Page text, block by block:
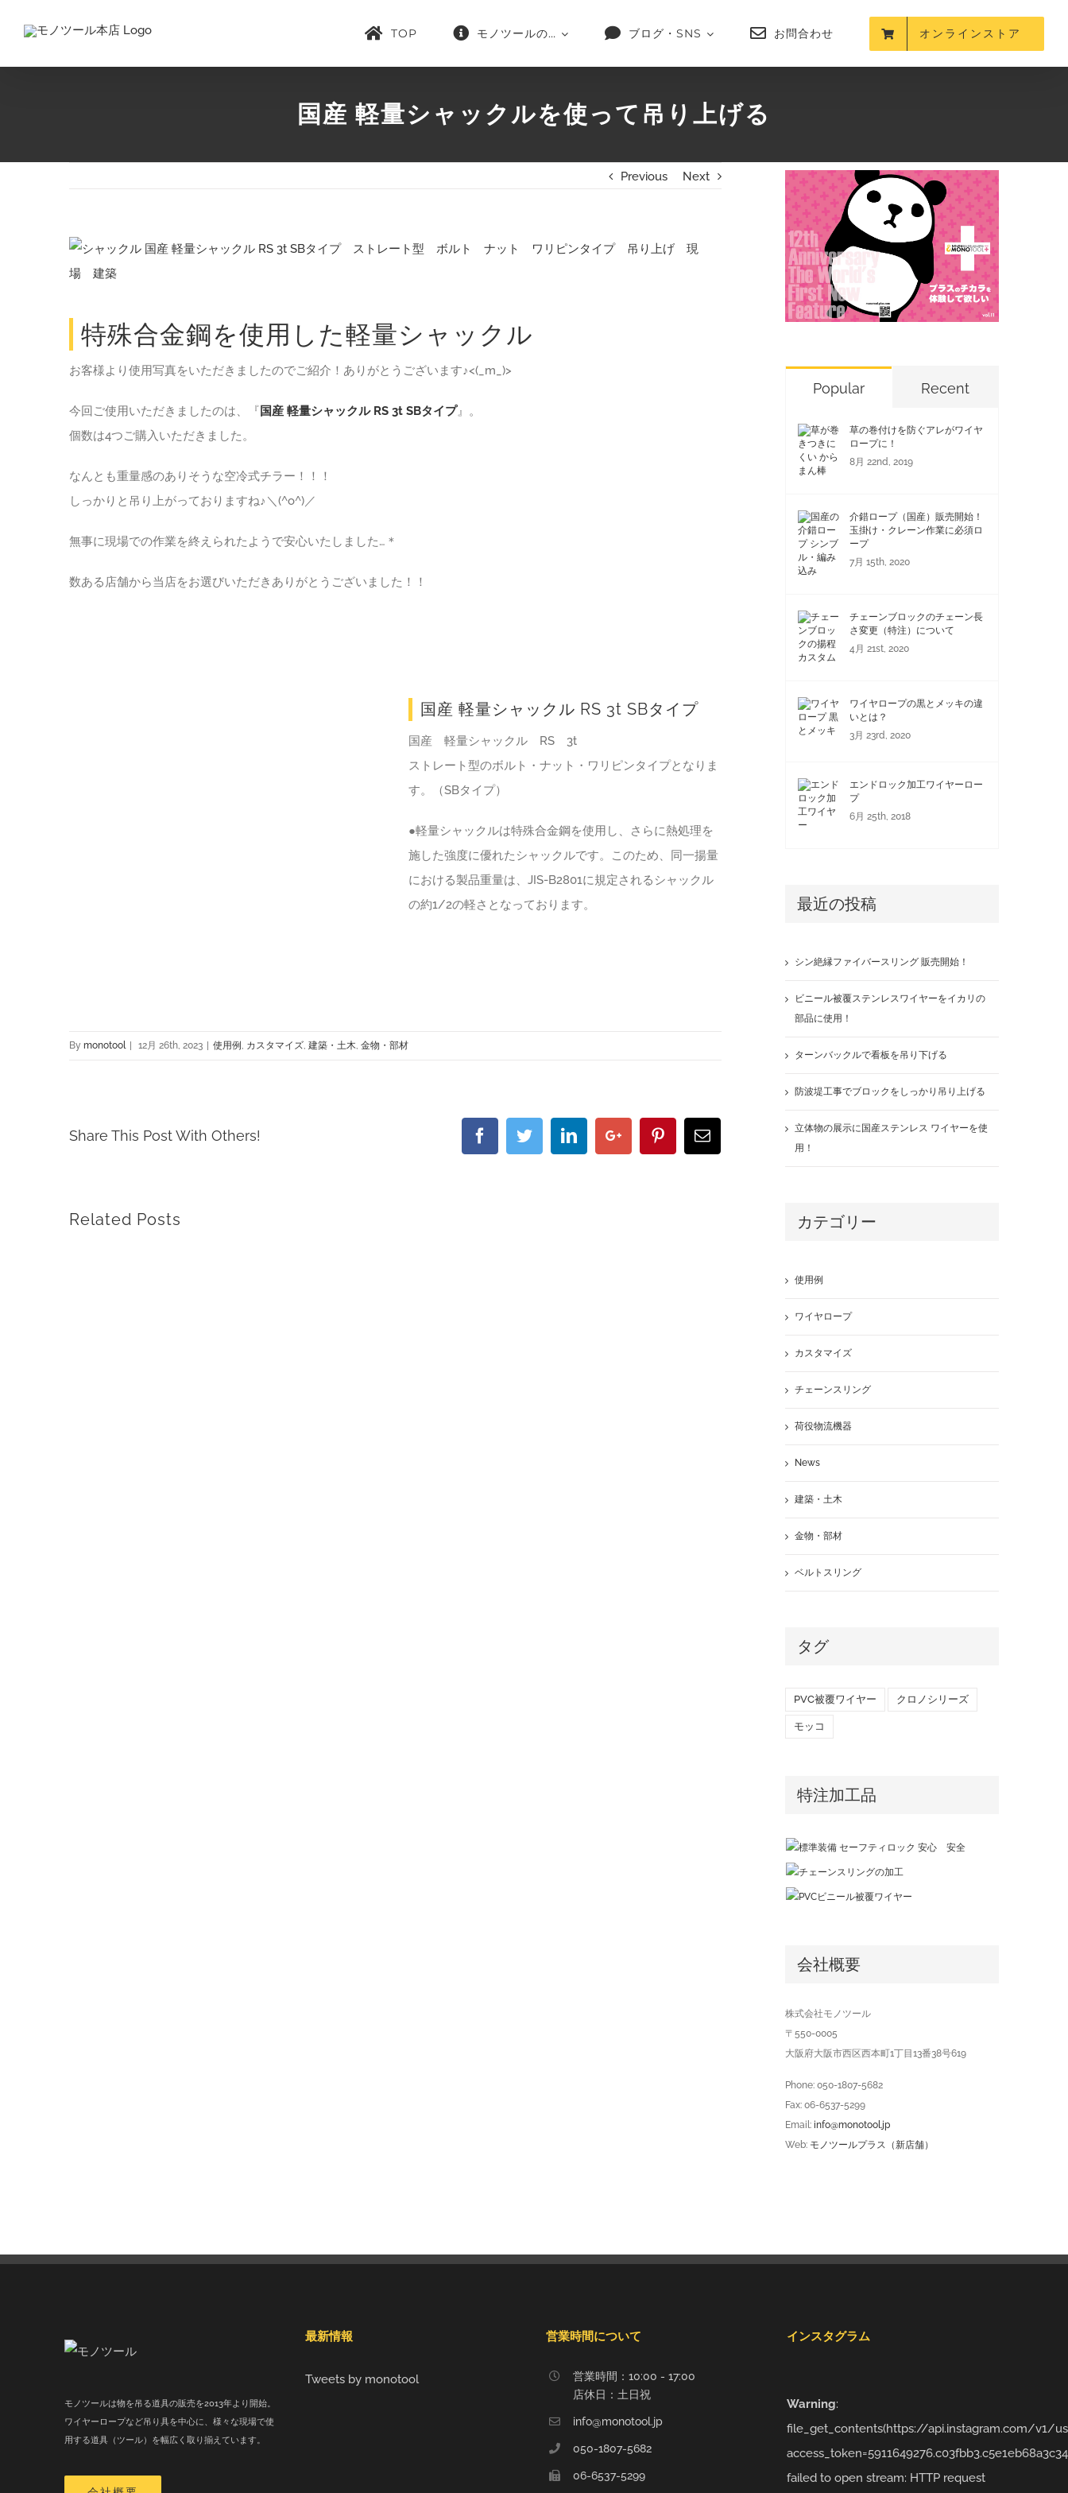
TOP モノツールの… ブログ・SNS お問合わせ オンラインストア
国産 軽量シャックルを使って吊り上げる
Previous Next
View
Larger
特殊合金鋼を使用した軽量シャックル
お客様より使用写真をいただきましたのでご紹介！ありがとうございます♪<(_m_)>
今回ご使用いただきましたのは、『国産 軽量シャックル RS 3t SBタイプ』。
個数は4つご購入いただきました。
なんとも重量感のありそうな空冷式チラー！！！
しっかりと吊り上がっておりますね♪＼(^o^)／
無事に現場での作業を終えられたようで安心いたしました…＊
数ある店舗から当店をお選びいただきありがとうございました！！
国産 軽量シャックル RS 3t SBタイプ
国産 軽量シャックル RS 3t
ストレート型のボルト・ナット・ワリピンタイプとなりま
す。（SBタイプ）
●軽量シャックルは特殊合金鋼を使用し、さらに熱処理を
施した強度に優れたシャックルです。このため、同一揚量
における製品重量は、JIS-B2801に規定されるシャックル
の約1/2の軽さとなっております。
By monotool 12月 26th, 2023 使用例, カスタマイズ, 建築・土木, 金物・部材
Share This Post With Others! FacebookTwitterLinkedinGoogle+ PinterestEmail
Related Posts
Popular Recent
草の巻付けを防ぐアレがワイヤ
ロープに！
8月 22nd, 2019
介錯ロープ（国産）販売開始！
玉掛け・クレーン作業に必須ロ
ープ
7月 15th, 2020
チェーンブロックのチェーン長
さ変更（特注）について
4月 21st, 2020
ワイヤロープの黒とメッキの違
いとは？
3月 23rd, 2020
エンドロック加工ワイヤーロー
プ
6月 25th, 2018
最近の投稿
シン絶縁ファイバースリング 販売開始！
ビニール被覆ステンレスワイヤーをイカリの
部品に使用！
ターンバックルで看板を吊り下げる
防波堤工事でブロックをしっかり吊り上げる
立体物の展示に国産ステンレス ワイヤーを使
用！
カテゴリー
使用例
ワイヤロープ
カスタマイズ
チェーンスリング
荷役物流機器
News
建築・土木
金物・部材
ベルトスリング
タグ
PVC被覆ワイヤー クロノシリーズ
モッコ
特注加工品
会社概要
株式会社モノツール
〒550-0005
大阪府大阪市西区西本町1丁目13番38号619
Phone: 050-1807-5682
Fax: 06-6537-5299
Email: info@monotool.jp
Web: モノツールプラス（新店舗）
モノツールは物を吊る道具の販売を2013年より開始。
ワイヤーロープなど吊り具を中心に、様々な現場で使
用する道具（ツール）を幅広く取り揃えています。
最新情報
Tweets by monotool
営業時間について
営業時間：10:00 - 17:00
店休日：土日祝
info@monotool.jp
050-1807-5682
06-6537-5299
インスタグラム
Warning:
file_get_contents(https://api.instagram.com/v1/
failed to open stream: HTTP request